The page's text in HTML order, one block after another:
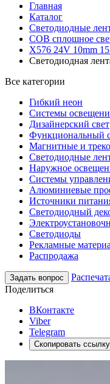
Главная
Каталог
Светодиодные
COB сплошное
X576 24V 10mm
Светодиодная
Все категории
Гибкий неон
Системы
Дизайнерский свет
Функциональный
Магнитные и
Светодиодные
Наружное
Системы
Алюминиевые
Источники
Светодиодный
Светодиоды
Рекламные
Распродажа
Задать вопрос
Поделиться
ВКонтакте
Viber
Telegram
Скопировать ссылку